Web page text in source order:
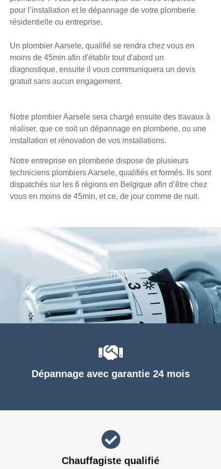
pour l’installation et le dépannage de votre plomberie
résidentielle ou entreprise.
Un plombier Aarsele, qualifié se rendra chez vous en
moins de 45min afin d'établir tout d'abord un
diagnostique, ensuite il vous communiquera un devis
gratuit sans aucun engagement.
Notre plombier Aarsele sera chargé ensuite des travaux à
réaliser, que ce soit un dépannage en plomberie, ou une
installation et rénovation de vos installations.
Notre entreprise en plomberie dispose de plusieurs
techniciens plombiers Aarsele, qualifiés et formés. Ils sont
dispatchés sur les 6 régions en Belgique afin d’être chez
vous en moins de 45min, et ce, de jour comme de nuit.
Dépannage avec garantie 24 mois
Chauffagiste qualifié
Chauffage